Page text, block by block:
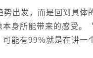
出发，而是回到具体
身所能带来的感受
能有99%就是在讲一